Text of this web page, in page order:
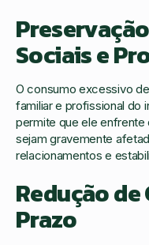
Sociais e
O consumo excessivo
familiar e profissional do
permite que ele enfrente
sejam gravemente
relacionamentos e
Redução
Prazo